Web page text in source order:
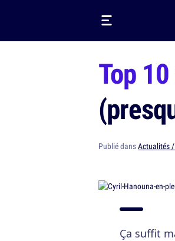
Top 10
Publié dansActualités
Ça suffit